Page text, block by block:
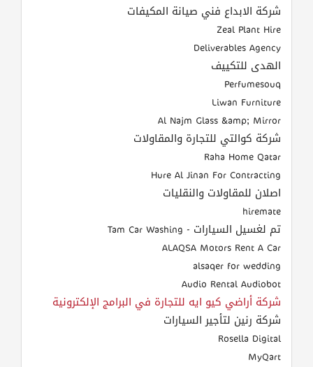
شركة الابداع فني صيانة المكيفات
Zeal Plant Hire
Deliverables Agency
الهدى للتكييف
Perfumesouq
Liwan Furniture
Al Najm Glass &amp; Mirror
شركة كوالتي للتجارة والمقاولات
Raha Home Qatar
Hure Al Jinan For Contracting
اصلان للمقاولات والنقليات
hiremate
تم لغسيل السيارات - Tam Car Washing
ALAQSA Motors Rent A Car
alsaqer for wedding
Audio Rental Audiobot
شركة أراضي كيو ايه للتجارة في البرامج الإلكترونية
شركة رنين لتأجير السيارات
Rosella Digital
MyQart